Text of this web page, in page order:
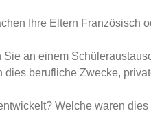
Ihre Eltern Französisch
an einem
berufliche Zwecke,
Welche waren dies